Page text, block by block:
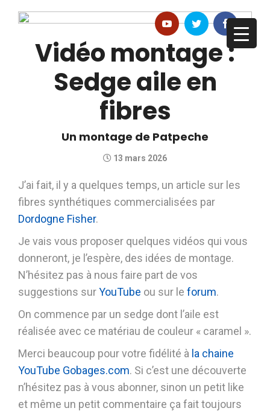
Vidéo montage :
Sedge aile en
fibres
Un montage de Patpeche
13 mars 2026
J’ai fait, il y a quelques temps, un article sur les
fibres synthétiques commercialisées par
Dordogne Fisher.
Je vais vous proposer quelques vidéos qui vous
donneront, je l’espère, des idées de montage.
N’hésitez pas à nous faire part de vos
suggestions surYouTube ou sur le forum.
On commence par un sedge dont l’aile est
réalisée avec ce matériau de couleur « caramel ».
Merci beaucoup pour votre fidélité à la chaine
YouTube Gobages.com. Si c’est une découverte
n’hésitez pas à vous abonner, sinon un petit like
et même un petit commentaire ça fait toujours